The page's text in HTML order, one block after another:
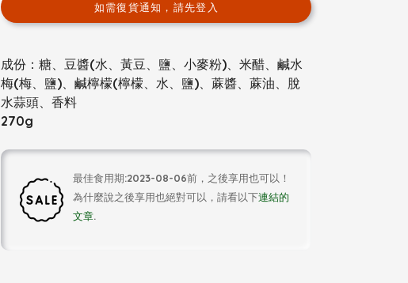
如需復貨通知，請先登入
成份：糖、豆醬(水、黃豆、鹽、小麥粉)、米醋、鹹水
梅(梅、鹽)、鹹檸檬(檸檬、水、鹽)、蔴醬、蔴油、脫
水蒜頭、香料
270g
最佳食用期:2023-08-06前，之後享用也可以！
為什麼說之後享用也絕對可以，請看以下連結的
文章.